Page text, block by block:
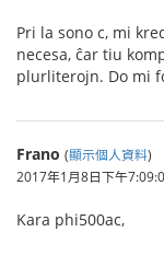
Pri la sono c, mi
necesa, ĉar tiu
plurliterojn. Do mi
Frano (顯示個人資料)
2017年1月8日下午
Kara phi500ac,